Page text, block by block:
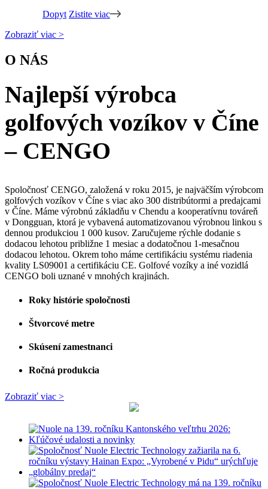
Dopyt Zistite viac
Zobraziť viac >
O NÁS
Najlepší výrobca
golfových vozíkov v Číne
– CENGO
Spoločnosť CENGO, založená v roku 2015, je najväčším výrobcom
golfových vozíkov v Číne s viac ako 300 distribútormi a predajcami
v Číne. Máme výrobnú základňu v Chendu a kooperatívnu továreň
v Dongguan, ktorá je vybavená automatizovanou výrobnou linkou s
dennou produkciou 1 000 kusov. Zaručujeme rýchle dodanie s
dodacou lehotou približne 1 mesiac a dodatočnou 1-mesačnou
dodacou lehotou. Okrem toho máme certifikáciu systému riadenia
kvality LS09001 a certifikáciu CE. Golfové vozíky a iné vozidlá
CENGO boli uznané v mnohých krajinách.
Roky histórie spoločnosti
Štvorcové metre
Skúsení zamestnanci
Ročná produkcia
Zobraziť viac >